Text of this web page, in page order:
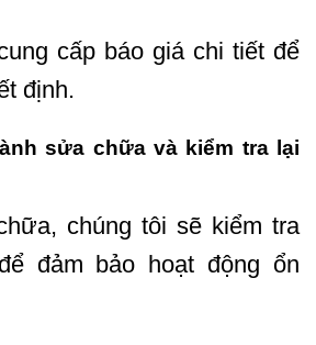
cấp báo giá chi tiết để
định.
sửa chữa và kiểm tra lại
chúng tôi sẽ kiểm tra
đảm bảo hoạt động ổn